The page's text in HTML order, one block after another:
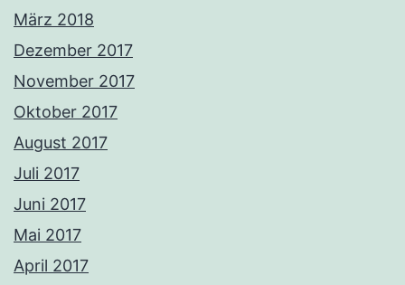
März 2018
Dezember 2017
November 2017
Oktober 2017
August 2017
Juli 2017
Juni 2017
Mai 2017
April 2017